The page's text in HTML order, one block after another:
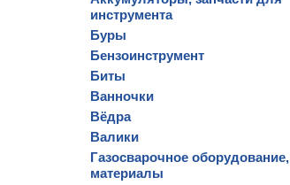
инструмента
Буры
Бензоинструмент
Биты
Ванночки
Вёдра
Валики
Газосварочное оборудование,
материалы